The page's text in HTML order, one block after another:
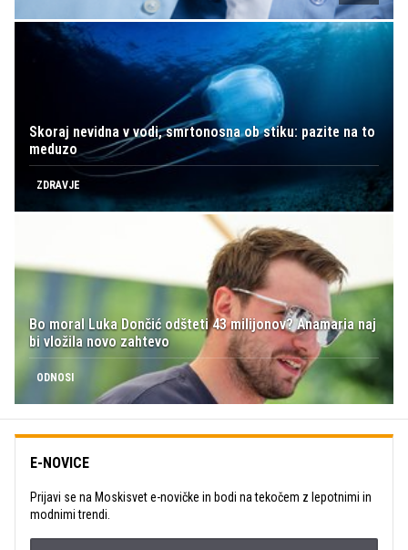
Skoraj nevidna v vodi, smrtonosna ob stiku: pazite na to
meduzo
ZDRAVJE
Bo moral Luka Dončić odšteti 43 milijonov? Anamaria naj
bi vložila novo zahtevo
ODNOSI
E-NOVICE
Prijavi se na Moskisvet e-novičke in bodi na tekočem z lepotnimi in
modnimi trendi.